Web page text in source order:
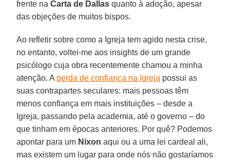
frente naCarta de Dallas quanto à adoção, apesar
das objeções de muitos bispos.
Ao refletir sobre como a Igreja tem agido nesta crise,
no entanto, voltei-me aos insights de um grande
psicólogo cuja obra recentemente chamou a minha
atenção. A perda de confiança na Igreja possui as
suas contrapartes seculares: mais pessoas têm
menos confiança em mais instituições – desde a
Igreja, passando pela academia, até o governo – do
que tinham em épocas anteriores. Por quê? Podemos
apontar para um Nixon aqui ou a uma lei cardeal ali,
mas existem um lugar para onde nós não gostaríamos